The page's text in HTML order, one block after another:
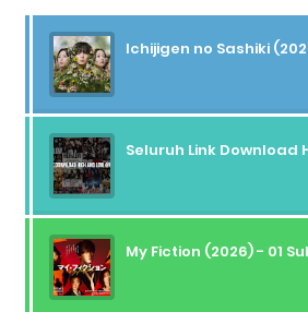
My Fiction (2026) - 01